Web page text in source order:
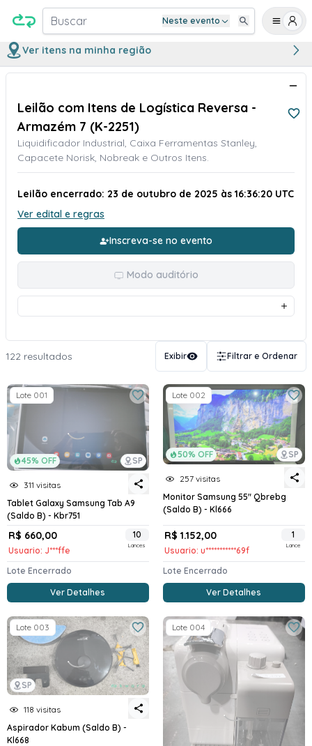
Buscar Neste evento
Ver itens na minha região
Leilão com Itens de Logística Reversa -
Armazém 7 (K-2251)
Liquidificador Industrial, Caixa Ferramentas Stanley,
Capacete Norisk, Nobreak e Outros Itens.
Leilão encerrado: 23 de outubro de 2025 às 16:36:20 UTC
Ver edital e regras
Inscreva-se no evento
Modo auditório
122 resultados Exibir Filtrar e Ordenar
45% OFF SP
Lote 001
311 visitas
Tablet Galaxy Samsung Tab A9
(Saldo B) - Kbr751
R$ 660,00
Usuario: J***ffe
10
Lances
Lote Encerrado
Ver Detalhes
50% OFF SP
Lote 002
257 visitas
Monitor Samsung 55" Qbrebg
(Saldo B) - Kl666
R$ 1.152,00
Usuario: u***********69f
1
Lance
Lote Encerrado
Ver Detalhes
SP
Lote 003
118 visitas
Aspirador Kabum (Saldo B) -
Kl668
Lote 004